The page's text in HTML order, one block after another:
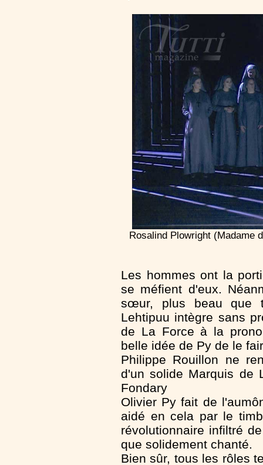
Rosalind Plowright (Madame
Les hommes ont la
se méfient d'eux.
sœur, plus beau que
Lehtipuu intègre sans
de La Force à la
belle idée de Py de le
Philippe Rouillon ne
d'un solide Marquis de
Fondary
Olivier Py fait de
aidé en cela par le
révolutionnaire infiltré
que solidement chanté.
Bien sûr, tous les rôles